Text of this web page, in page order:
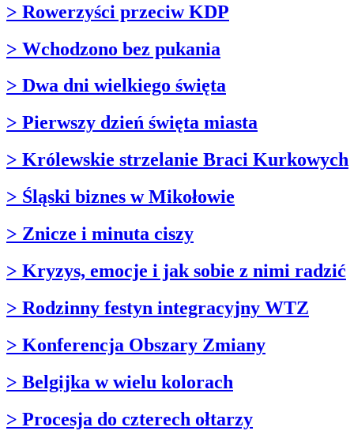
> Rowerzyści przeciw KDP
> Wchodzono bez pukania
> Dwa dni wielkiego święta
> Pierwszy dzień święta miasta
> Królewskie strzelanie Braci Kurkowych
> Śląski biznes w Mikołowie
> Znicze i minuta ciszy
> Kryzys, emocje i jak sobie z nimi radzić
> Rodzinny festyn integracyjny WTZ
> Konferencja Obszary Zmiany
> Belgijka w wielu kolorach
> Procesja do czterech ołtarzy